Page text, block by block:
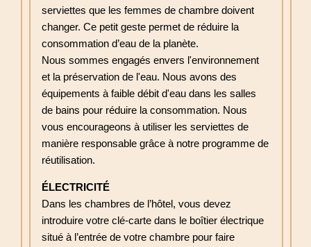
serviettes que les femmes de chambre doivent
changer. Ce petit geste permet de réduire la
consommation d’eau de la planète.
Nous sommes engagés envers l'environnement
et la préservation de l'eau. Nous avons des
équipements à faible débit d'eau dans les salles
de bains pour réduire la consommation. Nous
vous encourageons à utiliser les serviettes de
manière responsable grâce à notre programme de
réutilisation.
ÉLECTRICITÉ
Dans les chambres de l’hôtel, vous devez
introduire votre clé-carte dans le boîtier électrique
situé à l’entrée de votre chambre pour faire